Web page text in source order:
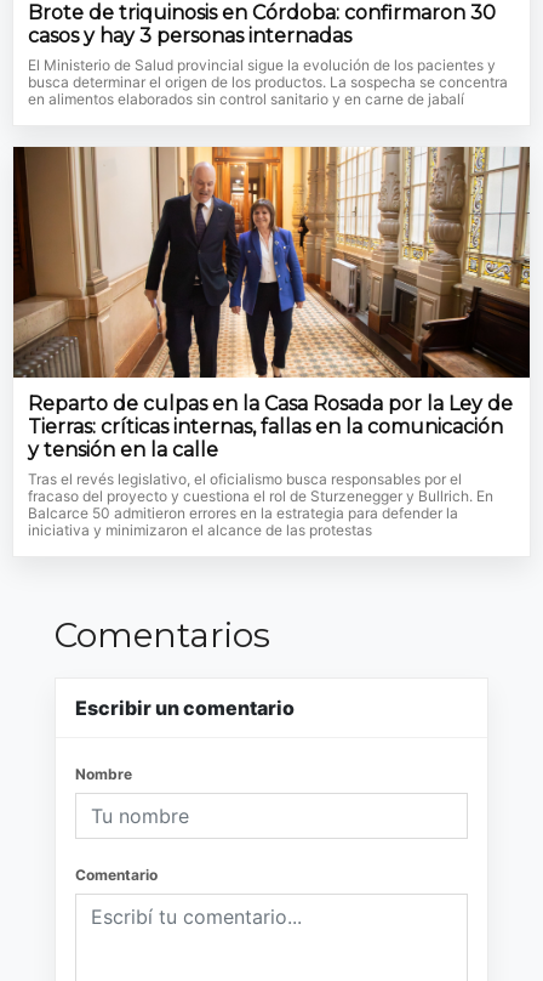
Brote de triquinosis en Córdoba: confirmaron 30
casos y hay 3 personas internadas
El Ministerio de Salud provincial sigue la evolución de los pacientes y
busca determinar el origen de los productos. La sospecha se concentra
en alimentos elaborados sin control sanitario y en carne de jabalí
Reparto de culpas en la Casa Rosada por la Ley de
Tierras: críticas internas, fallas en la comunicación
y tensión en la calle
Tras el revés legislativo, el oficialismo busca responsables por el
fracaso del proyecto y cuestiona el rol de Sturzenegger y Bullrich. En
Balcarce 50 admitieron errores en la estrategia para defender la
iniciativa y minimizaron el alcance de las protestas
Comentarios
Escribir un comentario
Nombre
Comentario